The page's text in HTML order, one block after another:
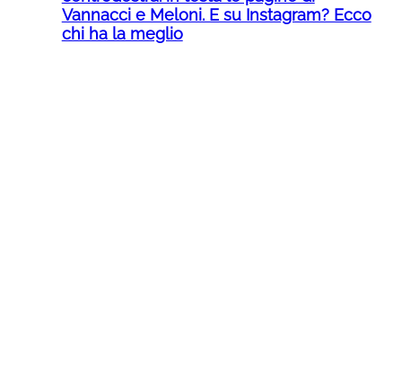
Vannacci e Meloni. E su Instagram? Ecco
chi ha la meglio